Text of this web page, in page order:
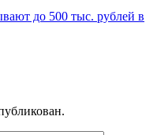
до 500 тыс. рублей в